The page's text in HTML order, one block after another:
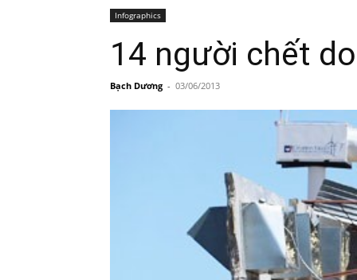
Infographics
14 người chết
Bạch Dương - 03/06/2013